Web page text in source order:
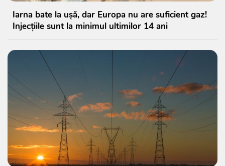
Iarna bate la ușă, dar Europa nu are suficient gaz!
Injecțiile sunt la minimul ultimilor 14 ani